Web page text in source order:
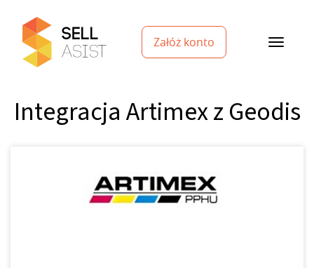
Załóż konto
Integracja Artimex z Geodis